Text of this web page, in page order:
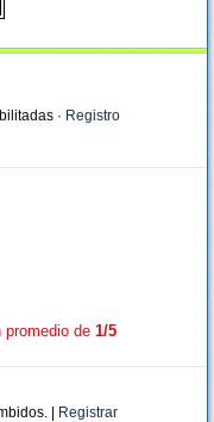
· Registro
de 1/5
| Registrar